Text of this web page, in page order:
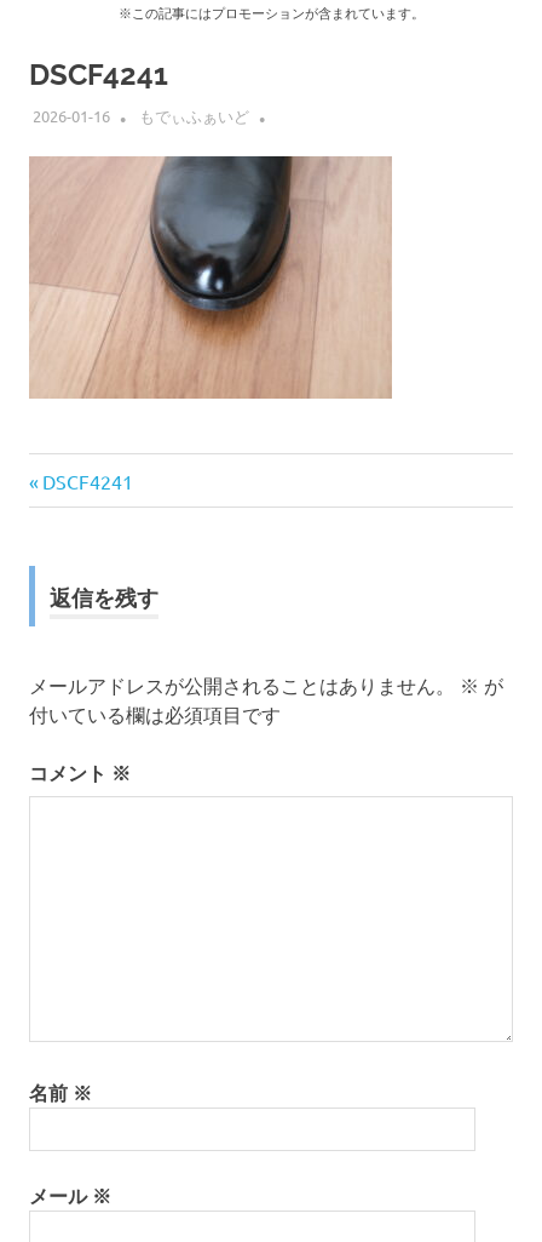
※この記事にはプロモーションが含まれています。
DSCF4241
2026-01-16 もでぃふぁいど
投
ナ
ゲ
シ
前
の
DSCF4241
返信を残す
メールアドレスが公開されることはありません。 ※ が
付いている欄は必須項目です
コメント ※
名前 ※
メール ※